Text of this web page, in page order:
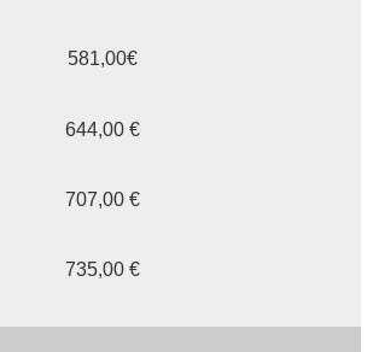
581,00€
644,00 €
707,00 €
735,00 €